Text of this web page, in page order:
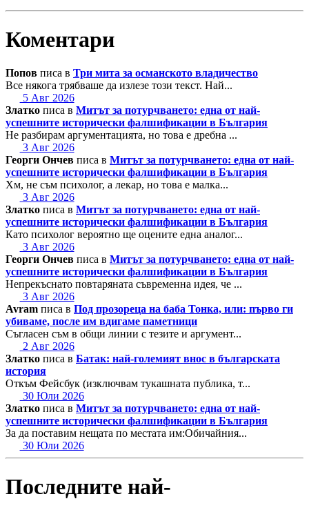
Коментари
Попов писа в Три мита за османското владичество
Все някога трябваше да излезе този текст. Най...
5 Авг 2026
Златко писа в Митът за потурчването: една от най-
успешните исторически фалшификации в България
Не разбирам аргументацията, но това е дребна ...
3 Авг 2026
Георги Ончев писа в Митът за потурчването: една от най-
успешните исторически фалшификации в България
Хм, не съм психолог, а лекар, но това е малка...
3 Авг 2026
Златко писа в Митът за потурчването: една от най-
успешните исторически фалшификации в България
Като психолог вероятно ще оцените една аналог...
3 Авг 2026
Георги Ончев писа в Митът за потурчването: една от най-
успешните исторически фалшификации в България
Непрекъснато повтаряната съвременна идея, че ...
3 Авг 2026
Avram писа в Под прозореца на баба Тонка, или: първо ги
убиваме, после им вдигаме паметници
Съгласен съм в общи линии с тезите и аргумент...
2 Авг 2026
Златко писа в Батак: най-големият внос в българската
история
Откъм Фейсбук (изключвам тукашната публика, т...
30 Юли 2026
Златко писа в Митът за потурчването: една от най-
успешните исторически фалшификации в България
За да поставим нещата по местата им:Обичайния...
30 Юли 2026
Последните най-